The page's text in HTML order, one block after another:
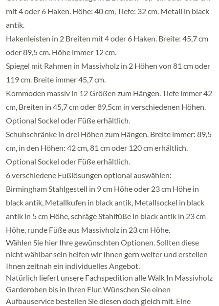
mit 4 oder 6 Haken. Höhe: 40 cm, Tiefe: 32 cm. Metall in black
antik.
Hakenleisten in 2 Breiten mit 4 oder 6 Haken. Breite: 45,7 cm
oder 89,5 cm. Höhe immer 12 cm.
Spiegel mit Rahmen in Massivholz in 2 Höhen von 81 cm oder
119 cm. Breite immer 45,7 cm.
Kommoden massiv in 12 Größen zum Hängen. Tiefe immer 42
cm, Breiten in 45,7 cm oder 89,5cm in verschiedenen Höhen.
Optional Sockel oder Füße erhältlich.
Schuhschränke in drei Höhen zum Hängen. Breite immer: 89,5
cm, in den Höhen: 42 cm, 81 cm oder 120 cm erhältlich.
Optional Sockel oder Füße erhältlich.
6 verschiedene Fußlösungen optional auswählen:
Birmingham Stahlgestell in 9 cm Höhe oder 23 cm Höhe in
black antik, Metallkufen in black antik, Metallsockel in black
antik in 5 cm Höhe, schräge Stahlfüße in black antik in 23 cm
Höhe, runde Füße aus Massivholz in 23 cm Höhe.
Wählen Sie hier Ihre gewünschten Optionen. Sollten diese
nicht wählbar sein helfen wir Ihnen gern weiter und erstellen
Ihnen zeitnah ein individuelles Angebot.
Natürlich liefert unsere Fachspedition alle Walk In Massivholz
Garderoben bis in Ihren Flur. Wünschen Sie einen
Aufbauservice bestellen Sie diesen doch gleich mit. Eine